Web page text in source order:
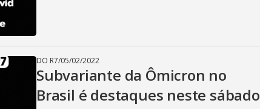
DO R7/05/02/2022
Subvariante da Ômicron no
Brasil é destaques neste sábado